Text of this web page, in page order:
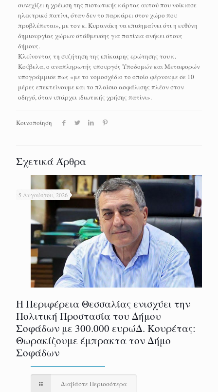
συνεχίζει η χρέωση της πιστωτικής κάρτας αυτού που νοίκιασε
ηλεκτρικό πατίνι, όταν δεν το παρκάρει στον χώρο που
προβλέπεται», με τον κ. Κυρανάκη να επισημαίνει ότι η ευθύνη
δημιουργίας χώρων στάθμευσης για πατίνια ανήκει στους
δήμους.
Κλείνοντας τη συζήτηση της επίκαιρης ερώτησης του κ.
Κούβελα, ο αναπληρωτής υπουργός Υποδομών και Μεταφορών
υπογράμμισε πως «με το νομοσχέδιο το οποίο φέρνουμε σε 10
μέρες επεκτείνουμε και το πλαίσιο ασφάλισης πλέον στον
οδηγό, όταν υπάρχει ιδιωτικής χρήσης πατίνι».
Κοινοποίηση
Σχετικά Άρθρα
5 Αυγούστου, 2026
Η Περιφέρεια Θεσσαλίας ενισχύει την
Πολιτική Προστασία του Δήμου
Σοφάδων με 300.000 ευρώΔ. Κουρέτας:
Θωρακίζουμε έμπρακτα τον Δήμο
Σοφάδων
Διαβάστε Περισσότερα